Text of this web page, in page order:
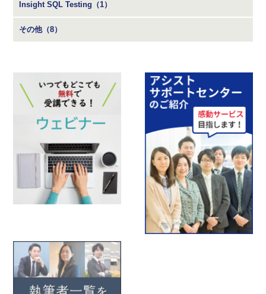
Insight SQL Testing（1）
その他（8）